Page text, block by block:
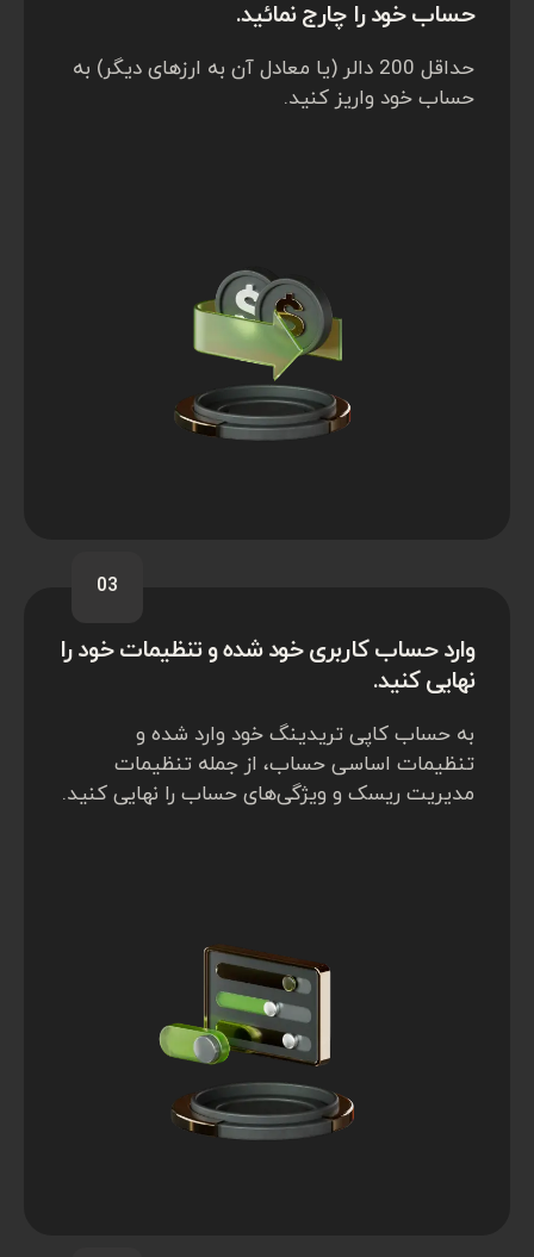
حساب خود را چارج نمائید.
حداقل 200 دالر (یا معادل آن به ارزهای دیگر) به
حساب خود واریز کنید.
03
وارد حساب کاربری خود شده و تنظیمات خود را
نهایی کنید.
به حساب کاپی تریدینگ خود وارد شده و
تنظیمات اساسی حساب، از جمله تنظیمات
مدیریت ریسک و ویژگی‌های حساب را نهایی کنید.